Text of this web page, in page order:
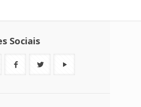
Sociais